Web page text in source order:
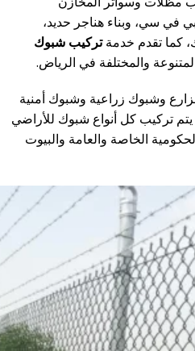
سي، وبناء هناجر حديد،
كما تقدم خدمةتركيب شبوك
والمختلفة في الرياض.
وشبوك زراعية وشبوك أمنية
تركيب كل أنواع شبوك للأراضي
الخاصة والعامة والبيوت